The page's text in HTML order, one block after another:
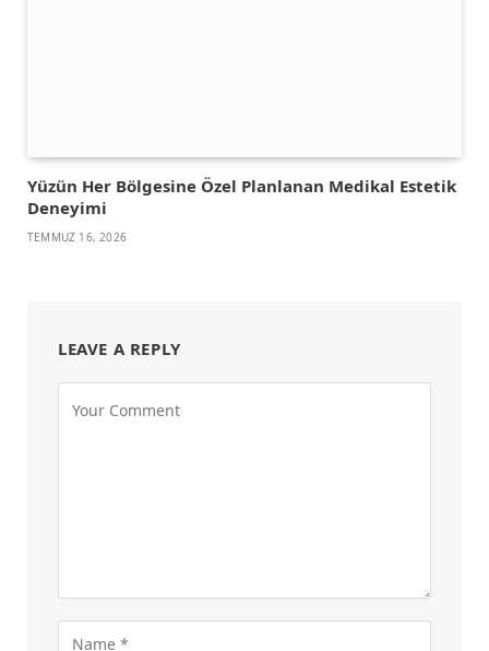
Yüzün Her Bölgesine Özel Planlanan Medikal Estetik
Deneyimi
TEMMUZ 16, 2026
LEAVE A REPLY